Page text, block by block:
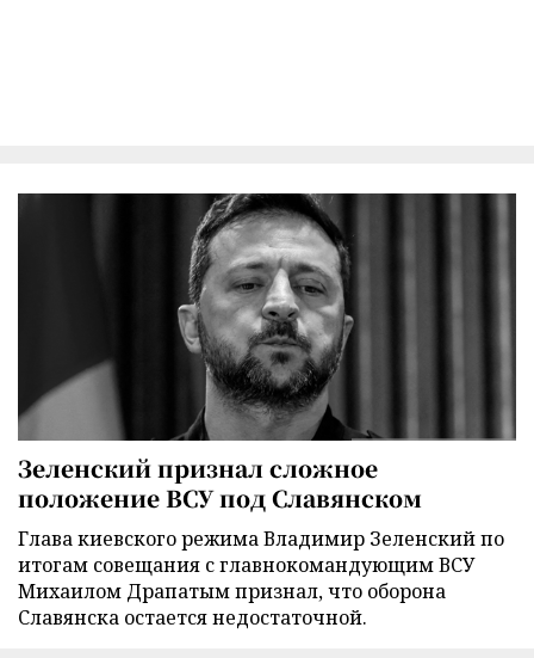
Зеленский признал сложное
положение ВСУ под Славянском
Глава киевского режима Владимир Зеленский по
итогам совещания с главнокомандующим ВСУ
Михаилом Драпатым признал, что оборона
Славянска остается недостаточной.